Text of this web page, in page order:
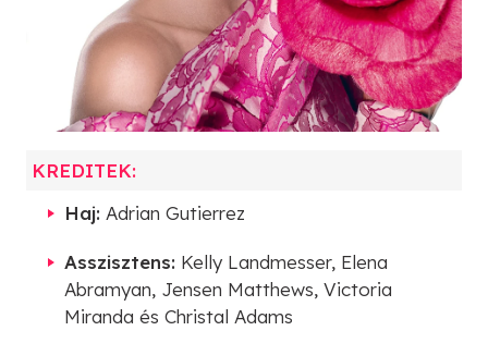
KREDITEK:
Haj: Adrian Gutierrez
Asszisztens: Kelly Landmesser, Elena
Abramyan, Jensen Matthews, Victoria
Miranda és Christal Adams